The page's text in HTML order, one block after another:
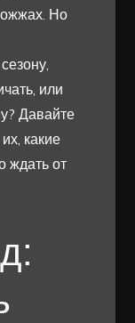
Но
или
Давайте
какие
ждать от